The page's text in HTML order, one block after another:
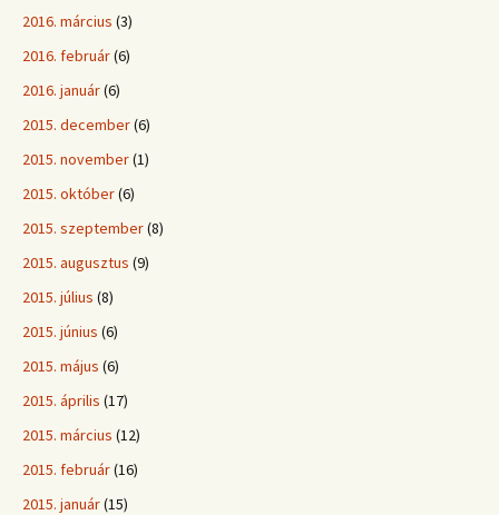
2016. március (3)
2016. február(6)
2016. január(6)
2015. december(6)
2015. november(1)
2015. október(6)
2015. szeptember(8)
2015. augusztus (9)
2015. július (8)
2015. június (6)
2015. május (6)
2015. április (17)
2015. március (12)
2015. február(16)
2015. január(15)